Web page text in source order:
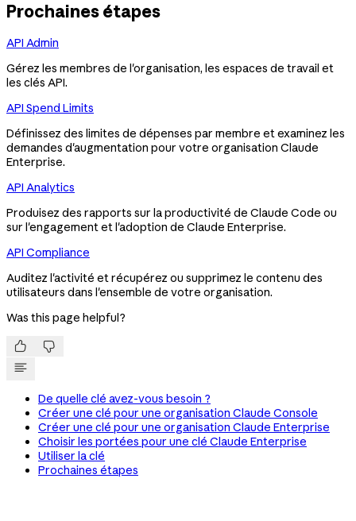
Prochaines étapes
API Admin
Gérez les membres de l'organisation, les espaces de travail et
les clés API.
API Spend Limits
Définissez des limites de dépenses par membre et examinez les
demandes d'augmentation pour votre organisation Claude
Enterprise.
API Analytics
Produisez des rapports sur la productivité de Claude Code ou
sur l'engagement et l'adoption de Claude Enterprise.
API Compliance
Auditez l'activité et récupérez ou supprimez le contenu des
utilisateurs dans l'ensemble de votre organisation.
Was this page helpful?
 
De quelle clé avez-vous besoin ?
Créer une clé pour une organisation Claude Console
Créer une clé pour une organisation Claude Enterprise
Choisir les portées pour une clé Claude Enterprise
Utiliser la clé
Prochaines étapes